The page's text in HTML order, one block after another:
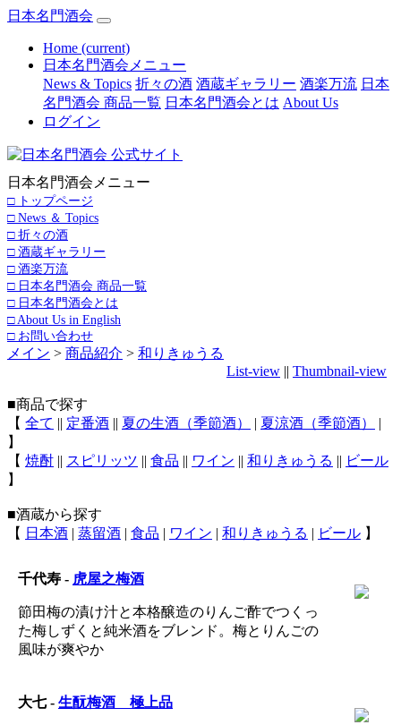
日本名門酒会
Home (current)
日本名門酒会メニュー
News & Topics 折々の酒 酒蔵ギャラリー 酒楽万流 日本
名門酒会 商品一覧 日本名門酒会とは About Us
ログイン
日本名門酒会メニュー
□ トップページ
□ News ＆ Topics
□ 折々の酒
□ 酒蔵ギャラリー
□ 酒楽万流
□ 日本名門酒会 商品一覧
□ 日本名門酒会とは
□ About Us in English
□ お問い合わせ
メイン > 商品紹介 > 和りきゅうる
List-view || Thumbnail-view
■商品で探す
【 全て || 定番酒 || 夏の生酒（季節酒） | 夏涼酒（季節酒）
|
】
【 焼酎 || スピリッツ || 食品 || ワイン || 和りきゅうる || ビール
】
■酒蔵から探す
【 日本酒 | 蒸留酒 | 食品 | ワイン | 和りきゅうる | ビール 】
千代寿 - 虎屋之梅酒
節田梅の漬け汁と本格醸造のりんご酢でつくっ
た梅しずくと純米酒をブレンド。梅とりんごの
風味が爽やか
大七 - 生酛梅酒 極上品